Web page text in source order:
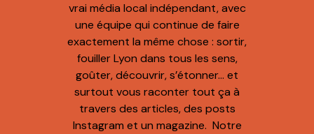
vrai média local indépendant, avec
une équipe qui continue de faire
exactement la même chose : sortir,
fouiller Lyon dans tous les sens,
goûter, découvrir, s’étonner… et
surtout vous raconter tout ça à
travers des articles, des posts
Instagram et un magazine. Notre